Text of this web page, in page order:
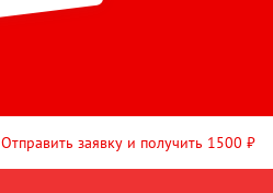
Отправить заявку и получить 1500 ₽